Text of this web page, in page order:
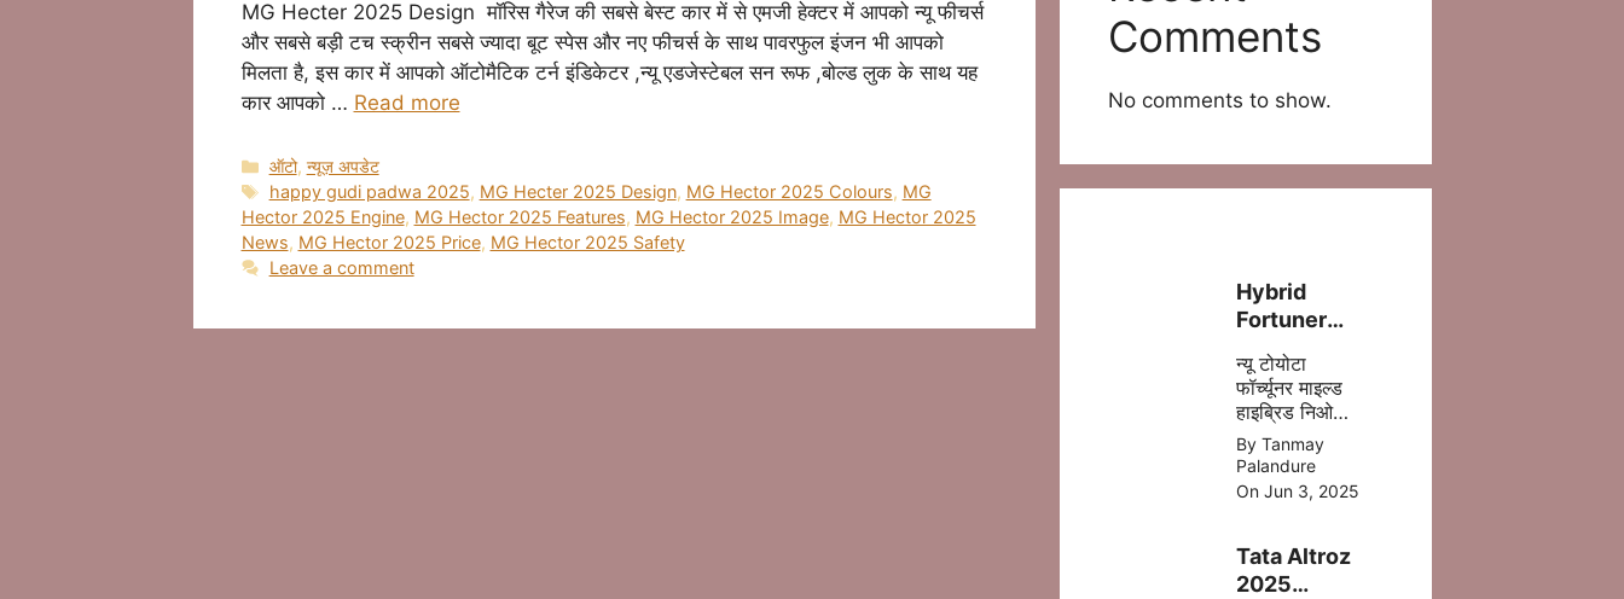
MG Hecter 2025 Design मॉरिस गैरेज की सबसे बेस्ट कार में से एमजी हेक्टर में आपको न्यू फीचर्स
और सबसे बड़ी टच स्क्रीन सबसे ज्यादा बूट स्पेस और नए फीचर्स के साथ पावरफुल इंजन भी आपको
मिलता है, इस कार में आपको ऑटोमैटिक टर्न इंडिकेटर ,न्यू एडजेस्टेबल सन रूफ ,बोल्ड लुक के साथ यह
कार आपको … Read more
Categories
ऑटो, न्यूज़ अपडेट
Tags
happy gudi padwa 2025, MG Hecter 2025 Design, MG Hector 2025 Colours, MG
Hector 2025 Engine, MG Hector 2025 Features, MG Hector 2025 Image, MG Hector 2025
News, MG Hector 2025 Price, MG Hector 2025 Safety
Leave a comment
Comments
No comments to show.
Hybrid
Fortuner
लॉन्च – ज़्यादा
पावर, कम फ्यूल
खर्च!
न्यू टोयोटा
फॉर्च्यूनर माइल्ड
हाइब्रिड निओ
ड्राइव में 5 %
डीजल की बचत
होने वाली है
,जिसमे ज्यादा
मिल जाता है |
By Tanmay
Palandure
On Jun 3, 2025
Tata Altroz
2025